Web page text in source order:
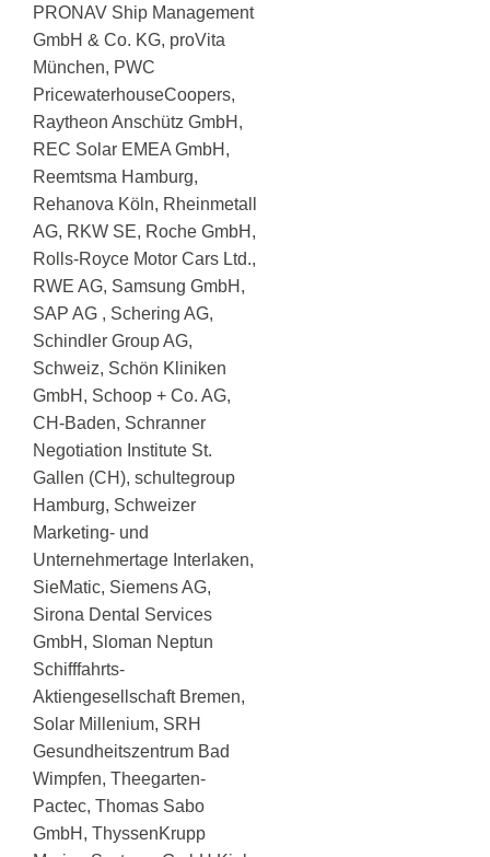
PRONAV Ship Management
GmbH & Co. KG, proVita
München, PWC
PricewaterhouseCoopers,
Raytheon Anschütz GmbH,
REC Solar EMEA GmbH,
Reemtsma Hamburg,
Rehanova Köln, Rheinmetall
AG, RKW SE, Roche GmbH,
Rolls-Royce Motor Cars Ltd.,
RWE AG, Samsung GmbH,
SAP AG , Schering AG,
Schindler Group AG,
Schweiz, Schön Kliniken
GmbH, Schoop + Co. AG,
CH-Baden, Schranner
Negotiation Institute St.
Gallen (CH), schultegroup
Hamburg, Schweizer
Marketing- und
Unternehmertage Interlaken,
SieMatic, Siemens AG,
Sirona Dental Services
GmbH, Sloman Neptun
Schifffahrts-
Aktiengesellschaft Bremen,
Solar Millenium, SRH
Gesundheitszentrum Bad
Wimpfen, Theegarten-
Pactec, Thomas Sabo
GmbH, ThyssenKrupp